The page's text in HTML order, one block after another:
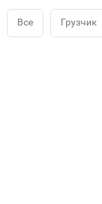
Все Грузчик